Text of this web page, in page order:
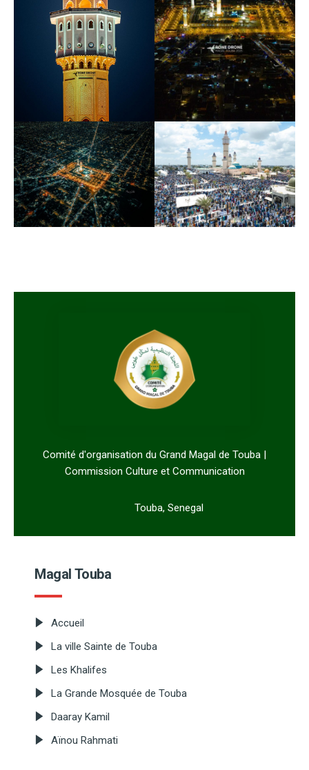
Comité d'organisation du Grand Magal de Touba |
Commission Culture et Communication
Touba, Senegal
Magal Touba
Accueil
La ville Sainte de Touba
Les Khalifes
La Grande Mosquée de Touba
Daaray Kamil
Aïnou Rahmati